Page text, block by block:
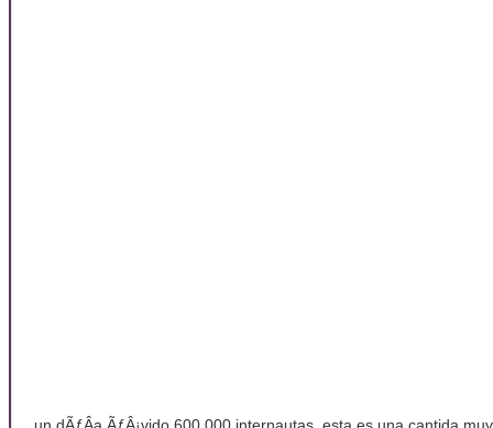
... un dÃƒÂ­a ÃƒÂ¡vido 600.000 internautas, esta es una cantida muy